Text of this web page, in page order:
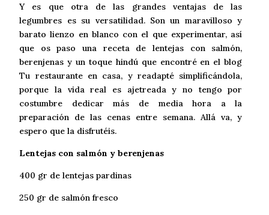
Y es que otra de las grandes ventajas de las
legumbres es su versatilidad. Son un maravilloso y
barato lienzo en blanco con el que experimentar, así
que os paso una receta de lentejas con salmón,
berenjenas y un toque hindú que encontré en el blog
Tu restaurante en casa, y readapté simplificándola,
porque la vida real es ajetreada y no tengo por
costumbre dedicar más de media hora a la
preparación de las cenas entre semana. Allá va, y
espero que la disfrutéis.
Lentejas con salmón y berenjenas
400 gr de lentejas pardinas
250 gr de salmón fresco